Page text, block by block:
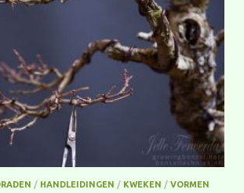
/ HANDLEIDINGEN / KWEKEN / VORMEN